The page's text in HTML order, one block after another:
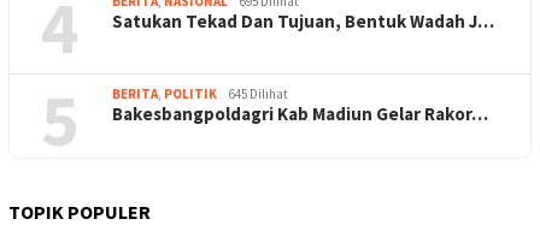
4 Satukan Tekad Dan Tujuan, Bentuk Wadah J…
5 BERITA POLITIK 645 Dilihat
Bakesbangpoldagri Kab Madiun Gelar Rakor…
TOPIK POPULER